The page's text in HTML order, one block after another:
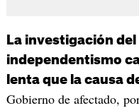
La investigación del
independentismo
lenta que la causa
Gobierno de afectado,